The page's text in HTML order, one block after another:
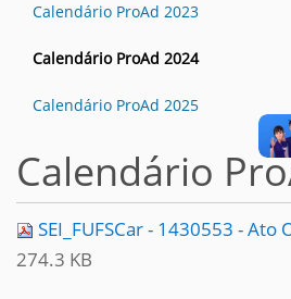
Calendário ProAd 2023
Calendário ProAd 2024
Calendário ProAd 2025
Calendário
SEI_FUFSCar - 1430553 -
274.3 KB